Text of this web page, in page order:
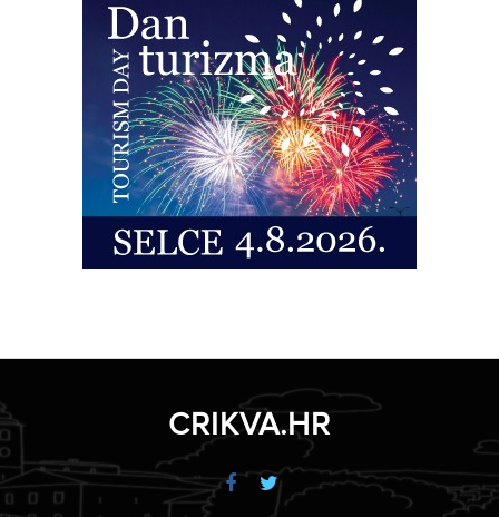
CRIKVA.HR